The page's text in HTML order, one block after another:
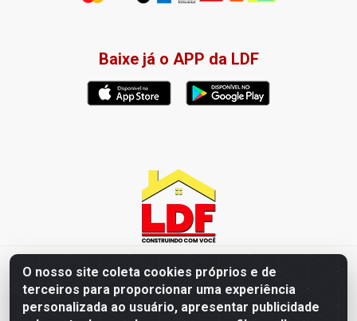
O nosso site coleta cookies próprios e de
terceiros para proporcionar uma experiência
personalizada ao usuário, apresentar publicidade
Baixe já o APP da LDF
LDF Home Center - R. Hortência Helena Amorim Brito, 1343 -
Jardim América, Cabedelo - PB / CEP 58102-660 - CNPJ
57.477.123/0001-35